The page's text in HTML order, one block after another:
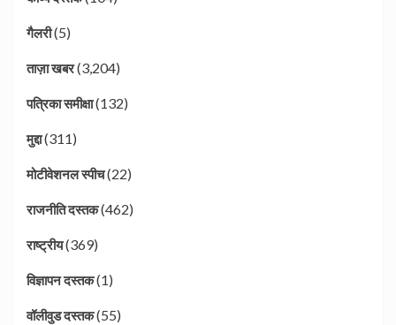
गैलरी(5)
ताज़ा खबर(3,204)
पत्रिका समीक्षा(132)
मुद्दा(311)
मोटीवेशनल स्पीच(22)
राजनीति दस्तक(462)
राष्ट्रीय(369)
विज्ञापन दस्तक(1)
वॉलीवुड दस्तक(55)